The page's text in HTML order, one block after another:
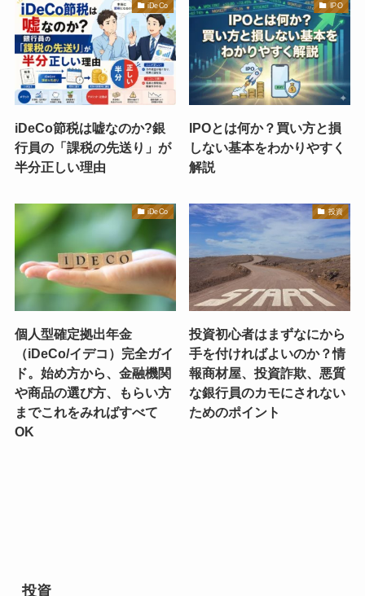
iDeCo
iDeCo節税は嘘なのか?銀
行員の「課税の先送り」が
半分正しい理由
IPO
IPOとは何か？買い方と損
しない基本をわかりやすく
解説
iDeCo
個人型確定拠出年金
（iDeCo/イデコ）完全ガイ
ド。始め方から、金融機関
や商品の選び方、もらい方
までこれをみればすべて
OK
投資
投資初心者はまずなにから
手を付ければよいのか？情
報商材屋、投資詐欺、悪質
な銀行員のカモにされない
ためのポイント
投資